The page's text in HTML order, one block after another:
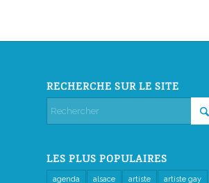
RECHERCHE SUR LE SITE
LES PLUS POPULAIRES
agenda alsace artiste artiste gay